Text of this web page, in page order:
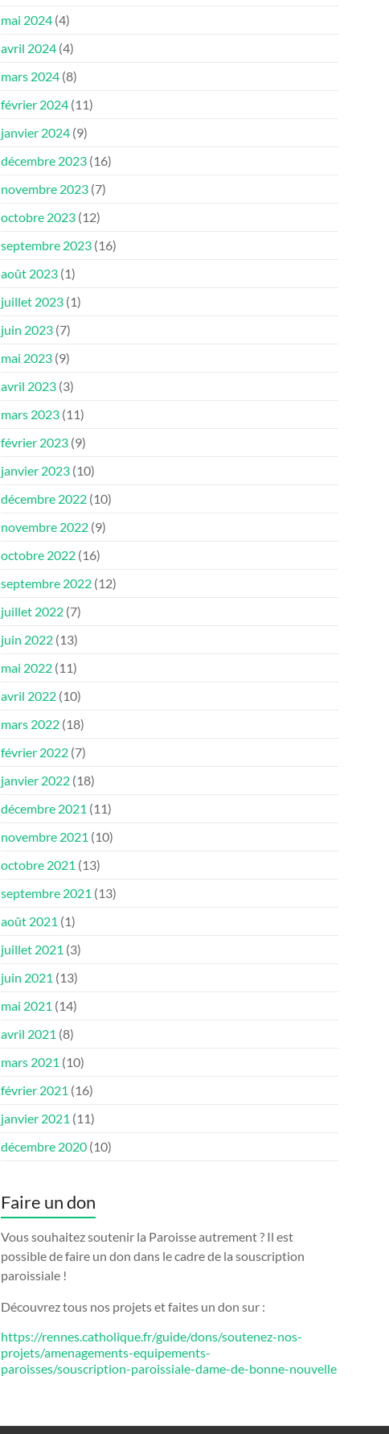
mai 2024 (4)
avril 2024 (4)
mars 2024 (8)
février 2024 (11)
janvier 2024 (9)
décembre 2023 (16)
novembre 2023 (7)
octobre 2023 (12)
septembre 2023 (16)
août 2023 (1)
juillet 2023 (1)
juin 2023 (7)
mai 2023 (9)
avril 2023 (3)
mars 2023 (11)
février 2023 (9)
janvier 2023 (10)
décembre 2022 (10)
novembre 2022 (9)
octobre 2022 (16)
septembre 2022 (12)
juillet 2022 (7)
juin 2022 (13)
mai 2022 (11)
avril 2022 (10)
mars 2022 (18)
février 2022 (7)
janvier 2022 (18)
décembre 2021 (11)
novembre 2021 (10)
octobre 2021 (13)
septembre 2021 (13)
août 2021 (1)
juillet 2021 (3)
juin 2021 (13)
mai 2021 (14)
avril 2021 (8)
mars 2021 (10)
février 2021 (16)
janvier 2021 (11)
décembre 2020 (10)
Faire un don
Vous souhaitez soutenir la Paroisse autrement ? Il est
possible de faire un don dans le cadre de la souscription
paroissiale !
Découvrez tous nos projets et faites un don sur :
https://rennes.catholique.fr/guide/dons/soutenez-nos-
projets/amenagements-equipements-
paroisses/souscription-paroissiale-dame-de-bonne-nouvelle